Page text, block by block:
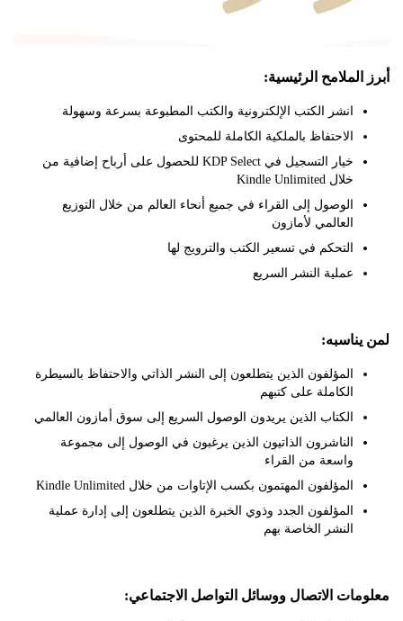
الرئيسية:
انشر الكتب الإلكترونية والكتب المطبوعة بسرعة وسهولة
الاحتفاظ بالملكية الكاملة للمحتوى
خيار التسجيل في KDP Select للحصول على أرباح إضافية من
الوصول إلى القراء في جميع أنحاء العالم من خلال التوزيع
العالمي لأمازون
التحكم في تسعير الكتب والترويج لها
عملية النشر السريع
المؤلفون الذين يتطلعون إلى النشر الذاتي والاحتفاظ بالسيطرة
الكاملة على كتبهم
الكتاب الذين يريدون الوصول السريع إلى سوق أمازون العالمي
الناشرون الذاتيون الذين يرغبون في الوصول إلى مجموعة
واسعة من القراء
المؤلفون المهتمون بكسب الإتاوات من خلال Kindle Unlimited
المؤلفون الجدد وذوي الخبرة الذين يتطلعون إلى إدارة عملية
النشر الخاصة بهم
الاتصال ووسائل التواصل الاجتماعي: